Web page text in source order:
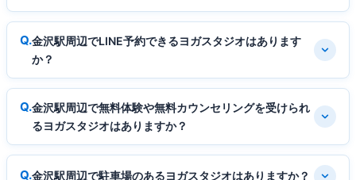
金沢駅周辺でLINE予約できるヨガスタジオはあります
か？
金沢駅周辺で無料体験や無料カウンセリングを受けられ
るヨガスタジオはありますか？
金沢駅周辺で駐車場のあるヨガスタジオはありますか？